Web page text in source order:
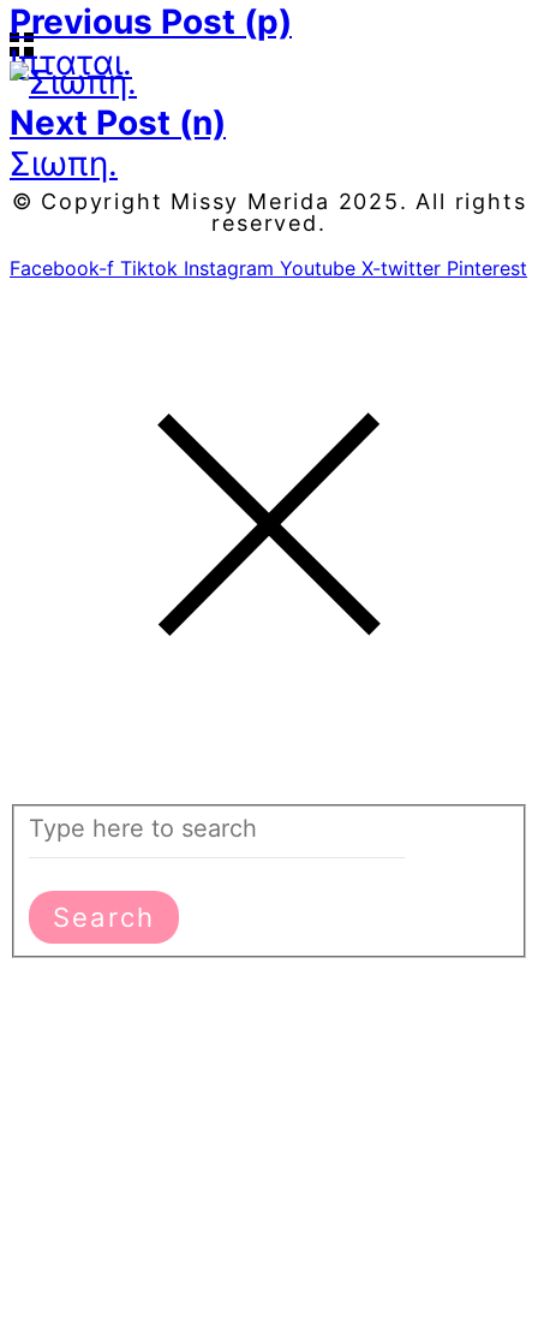
Previous Post (p)
Ιπταται.
Next Post (n)
Σιωπη.
© Copyright Missy Merida 2025. All rights
reserved.
Facebook-f Tiktok Instagram Youtube X-twitter Pinterest